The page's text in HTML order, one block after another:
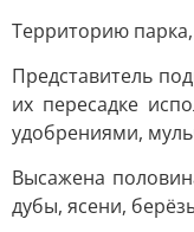
Территорию
Представитель
их пересадке
удобрениями,
Высажена
дубы, ясени,